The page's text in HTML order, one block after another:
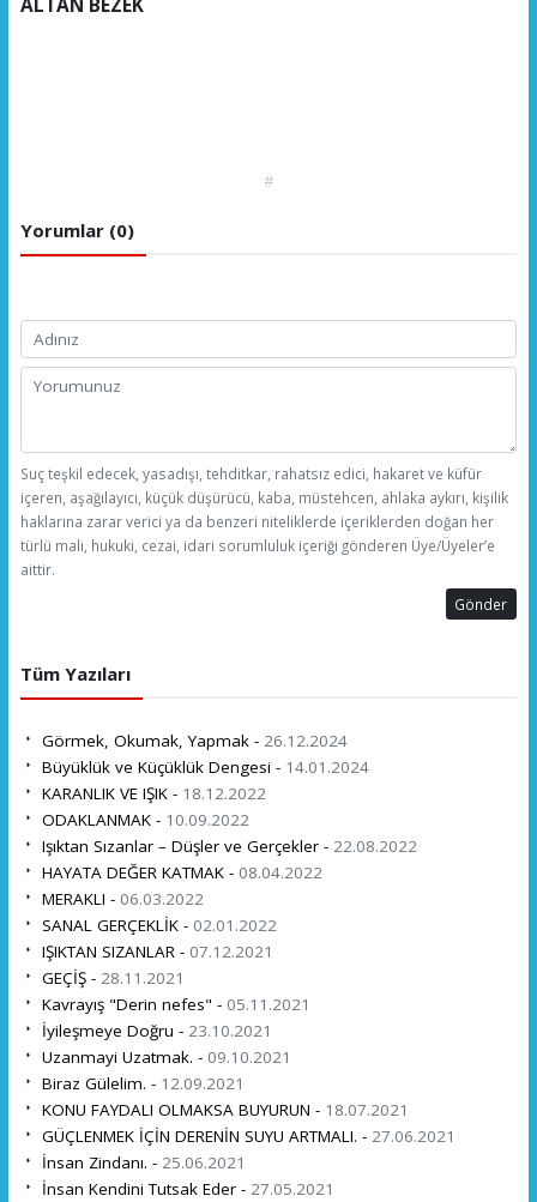
#
Yorumlar (0)
Suç teşkil edecek, yasadışı, tehditkar, rahatsız edici, hakaret ve küfür
içeren, aşağılayıcı, küçük düşürücü, kaba, müstehcen, ahlaka aykırı, kişilik
haklarına zarar verici ya da benzeri niteliklerde içeriklerden doğan her
türlü mali, hukuki, cezai, idari sorumluluk içeriği gönderen Üye/Üyeler’e
aittir.
Gönder
Tüm Yazıları
Görmek, Okumak, Yapmak - 26.12.2024
Büyüklük ve Küçüklük Dengesi - 14.01.2024
KARANLIK VE IŞIK - 18.12.2022
ODAKLANMAK - 10.09.2022
Işıktan Sızanlar – Düşler ve Gerçekler - 22.08.2022
HAYATA DEĞER KATMAK - 08.04.2022
MERAKLI - 06.03.2022
SANAL GERÇEKLİK - 02.01.2022
IŞIKTAN SIZANLAR - 07.12.2021
GEÇİŞ - 28.11.2021
Kavrayış "Derin nefes" - 05.11.2021
İyileşmeye Doğru - 23.10.2021
Uzanmayi Uzatmak. - 09.10.2021
Biraz Gülelim. - 12.09.2021
KONU FAYDALI OLMAKSA BUYURUN - 18.07.2021
GÜÇLENMEK İÇİN DERENİN SUYU ARTMALI. - 27.06.2021
İnsan Zindanı. - 25.06.2021
İnsan Kendini Tutsak Eder - 27.05.2021